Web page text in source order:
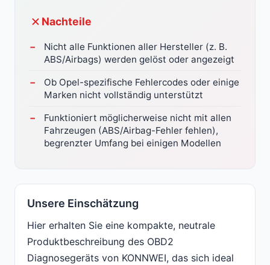
Nachteile
Nicht alle Funktionen aller Hersteller (z. B.
ABS/Airbags) werden gelöst oder angezeigt
Ob Opel-spezifische Fehlercodes oder einige
Marken nicht vollständig unterstützt
Funktioniert möglicherweise nicht mit allen
Fahrzeugen (ABS/Airbag-Fehler fehlen),
begrenzter Umfang bei einigen Modellen
Unsere Einschätzung
Hier erhalten Sie eine kompakte, neutrale
Produktbeschreibung des OBD2
Diagnosegeräts von KONNWEI, das sich ideal